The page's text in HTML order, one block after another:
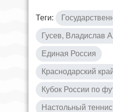
Теги:
Гусев, Владислав
Единая Россия
Краснодарский
Кубок России по
Настольный теннис